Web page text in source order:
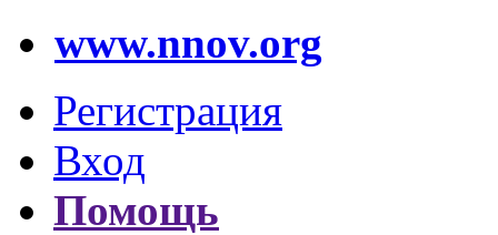
www.nnov.org
Регистрация
Вход
Помощь